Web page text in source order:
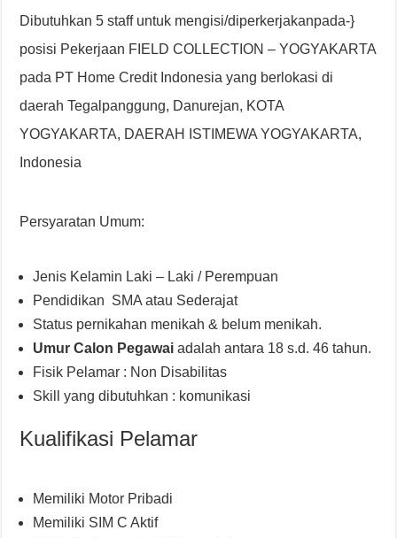
Dibutuhkan 5 staff untuk mengisi/diperkerjakanpada-}
posisi Pekerjaan FIELD COLLECTION – YOGYAKARTA
pada PT Home Credit Indonesia yang berlokasi di
daerah Tegalpanggung, Danurejan, KOTA
YOGYAKARTA, DAERAH ISTIMEWA YOGYAKARTA,
Indonesia
Persyaratan Umum:
Jenis Kelamin Laki – Laki / Perempuan
Pendidikan SMA atau Sederajat
Status pernikahan menikah & belum menikah.
Umur Calon Pegawaiadalah antara 18 s.d. 46 tahun.
Fisik Pelamar : Non Disabilitas
Skill yang dibutuhkan : komunikasi
Kualifikasi Pelamar
Memiliki Motor Pribadi
Memiliki SIM C Aktif